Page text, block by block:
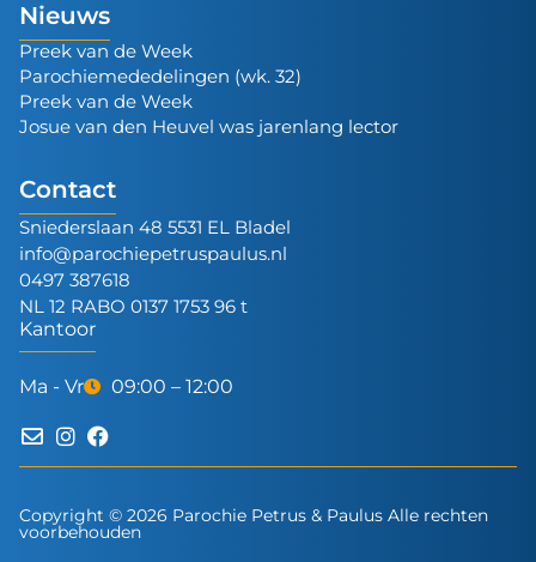
Nieuws
Preek van de Week
Parochiemededelingen (wk. 32)
Preek van de Week
Josue van den Heuvel was jarenlang lector
Contact
Sniederslaan 48 5531 EL Bladel
info@parochiepetruspaulus.nl
0497 387618
NL 12 RABO 0137 1753 96 t
Kantoor
Ma - Vr 09:00 – 12:00
Copyright © 2026 Parochie Petrus & Paulus Alle rechten
voorbehouden